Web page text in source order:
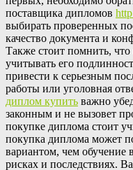
поставщика дипломов
выбирать проверенных
качество документа и
Также стоит помнить,
учитывать его
привести к серьезным
работы или уголовная
диплом купить важно
законным и не вызовет
покупке диплома стоит
покупка диплома может
вариантом, чем обучение
рисках и последствиях.